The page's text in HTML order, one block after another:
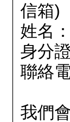
信箱)
姓名：
身分
聯絡
我們